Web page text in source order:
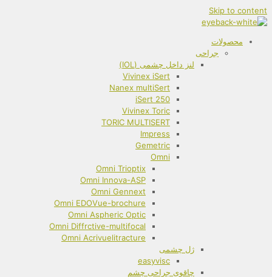
Skip to content
محصولات
جراحی
لنز داخل چشمی (IOL)
Vivinex iSert
Nanex multiSert
iSert 250
Vivinex Toric
TORIC MULTISERT
Impress
Gemetric
Omni
Omni Trioptix
Omni Innova-ASP
Omni Gennext
Omni EDOVue-brochure
Omni Aspheric Optic
Omni Diffrctive-multifocal
Omni Acrivuelitracture
ژل چشمی
easyvisc
چاقوی جراحی چشم